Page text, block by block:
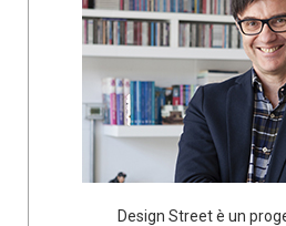
Design Street è un